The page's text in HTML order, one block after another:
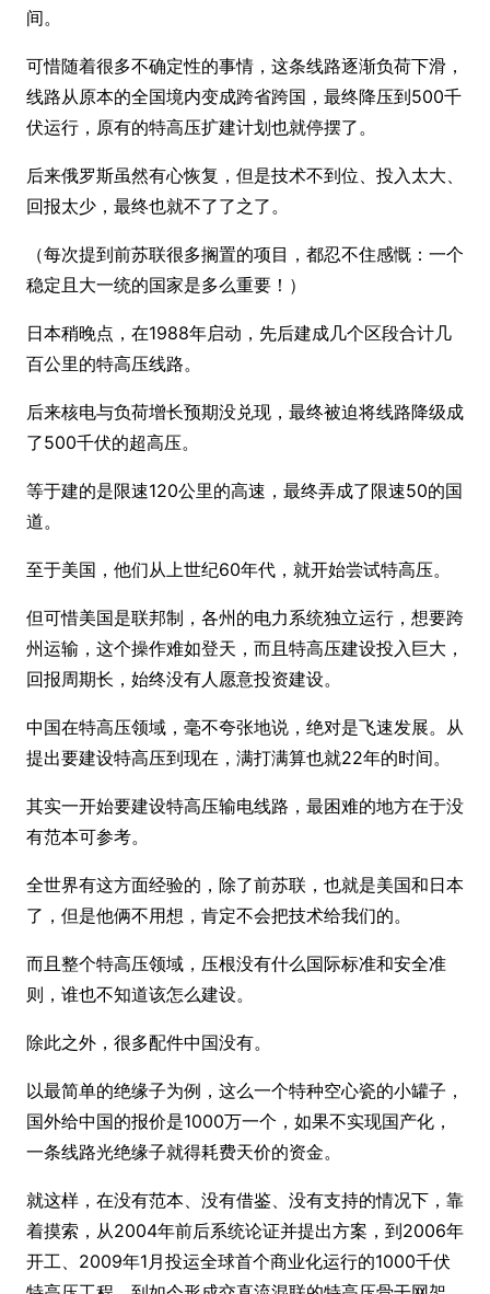
间。
可惜随着很多不确定性的事情，这条线路逐渐负荷下滑，
线路从原本的全国境内变成跨省跨国，最终降压到500千
伏运行，原有的特高压扩建计划也就停摆了。
后来俄罗斯虽然有心恢复，但是技术不到位、投入太大、
回报太少，最终也就不了了之了。
（每次提到前苏联很多搁置的项目，都忍不住感慨：一个
稳定且大一统的国家是多么重要！）
日本稍晚点，在1988年启动，先后建成几个区段合计几
百公里的特高压线路。
后来核电与负荷增长预期没兑现，最终被迫将线路降级成
了500千伏的超高压。
等于建的是限速120公里的高速，最终弄成了限速50的国
道。
至于美国，他们从上世纪60年代，就开始尝试特高压。
但可惜美国是联邦制，各州的电力系统独立运行，想要跨
州运输，这个操作难如登天，而且特高压建设投入巨大，
回报周期长，始终没有人愿意投资建设。
中国在特高压领域，毫不夸张地说，绝对是飞速发展。从
提出要建设特高压到现在，满打满算也就22年的时间。
其实一开始要建设特高压输电线路，最困难的地方在于没
有范本可参考。
全世界有这方面经验的，除了前苏联，也就是美国和日本
了，但是他俩不用想，肯定不会把技术给我们的。
而且整个特高压领域，压根没有什么国际标准和安全准
则，谁也不知道该怎么建设。
除此之外，很多配件中国没有。
以最简单的绝缘子为例，这么一个特种空心瓷的小罐子，
国外给中国的报价是1000万一个，如果不实现国产化，
一条线路光绝缘子就得耗费天价的资金。
就这样，在没有范本、没有借鉴、没有支持的情况下，靠
着摸索，从2004年前后系统论证并提出方案，到2006年
开工、2009年1月投运全球首个商业化运行的1000千伏